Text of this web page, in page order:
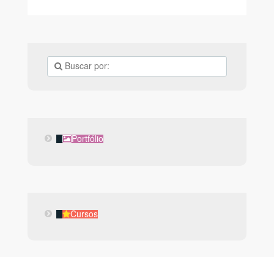
PortfólioPortfólio
CursosCursos